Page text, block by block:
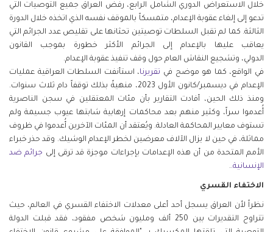
خلال الاستعراض الدوري الشامل الرابع، رفض العراق جميع التوصيات التي
تدعو إلى إلغاء عقوبة الإعدام، متمسكاً بالموقف نفسه الذي اتخذه خلال الدورة
الثالثة. كما لم تقبل السلطات توصيتين تحثانها على تقليص عدد الجرائم التي
يعاقب عليها بالإعدام إلى الجرائم الأكثر خطورة بموجب القانون
الدولي، وتشجيع النقاش العام حول وقف تنفيذ عقوبة الإعدام.
في الواقع، كما هو موضح في تقريرنا، استأنفت السلطات العراقية عمليات
الإعدام في ديسمبر/كانون الأول 2023، منهيةً بذلك توقفاً دام ثلاث سنوات.
ومنذ ذلك الحين، أفادت التقارير بأن مئات المعتقلين في سجن الناصرية
أُعدموا سراً، وكثير منهم بعد محاكمات إرهابية شابتها عيوب جسيمة ولم
تستوف معايير المحاكمة العادلة. ويُعتقد أن المئات الآخرين أُعدموا في ظروف
مماثلة، في حين لا يزال الآلاف معرضين لخطر الإعدام الوشيك. وقد حذر خبراء
الأمم المتحدة من أن هذه الإعدامات بإجراءات موجزة قد ترقى إلى جرائم ضد
الإنسانية..
الاختفاء القسري
نظراً لأن العراق يسجل أحد أعلى معدلات الاختفاء القسري في العالم، حيث
تتراوح التقديرات بين 250 ألف ومليون شخص مفقود، فقد قبلت الدولة